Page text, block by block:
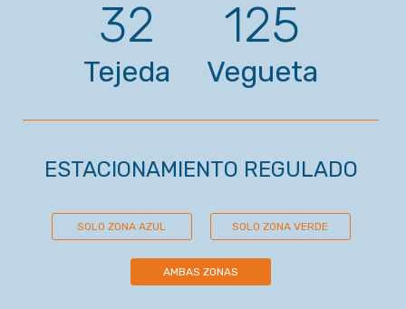
32
Tejeda
125
Vegueta
ESTACIONAMIENTO REGULADO
SOLO ZONA AZUL SOLO ZONA VERDE
AMBAS ZONAS